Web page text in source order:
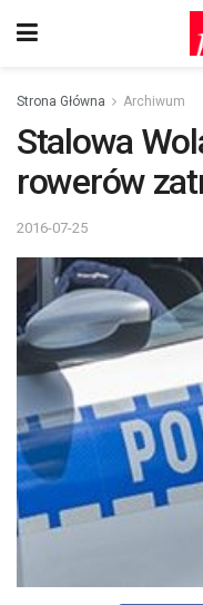
Strona Główna Archiwum
Stalowa
rowerów
2016-07-25